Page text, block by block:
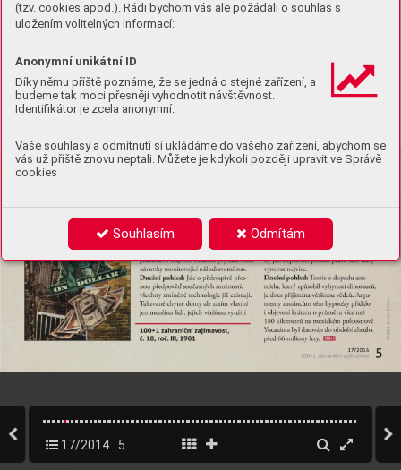
(tzv. cookies apod.). Rádi bychom vás ale požádali o souhlas s
uložením volitelných informací:
Anonymní unikátní ID
Díky němu příště poznáme, že se jedná o stejné zařízení, a
budeme tak moci přesněji vyhodnotit návštěvnost.
Identifikátor je zcela anonymní.
Vaše souhlasy a odmítnutí si ukládáme do vašeho zařízení, abychom se
vás už příště znovu neptali. Můžete je kdykoli později upravit ve Správě
cookies
Souhlasím Odmítám
17/2014 5